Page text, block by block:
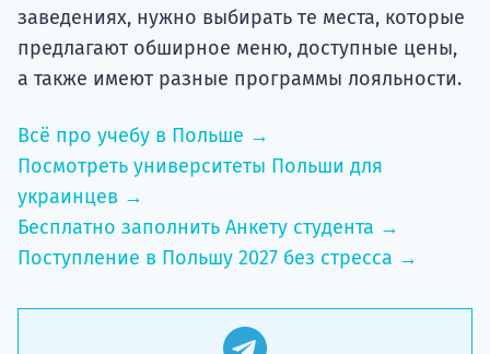
заведениях, нужно выбирать те места, которые
предлагают обширное меню, доступные цены,
а также имеют разные программы лояльности.
Всё про учебу в Польше →
Посмотреть университеты Польши для
украинцев →
Бесплатно заполнить Анкету студента →
Поступление в Польшу 2027 без стресса →